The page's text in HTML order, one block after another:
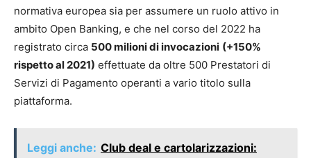
normativa europea sia per assumere un ruolo attivo in
ambito Open Banking, e che nel corso del 2022 ha
registrato circa 500 milioni di invocazioni (+150%
rispetto al 2021) effettuate da oltre 500 Prestatori di
Servizi di Pagamento operanti a vario titolo sulla
piattaforma.
Leggi anche: Club deal e cartolarizzazioni: